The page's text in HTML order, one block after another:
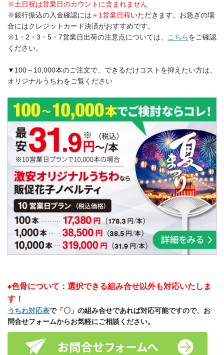
※土日祝は営業日のカウントに含まれません
※銀行振込の入金確認には ＋1営業日程いただきます。お急ぎの場
合にはクレジットカード決済がおすすめです。
※1・2・3・5・7営業日出荷の注意点については、 こちらをご確認
ください。
▼100～10,000本のご注文で、できるだけコストを抑えたい方は、
オリジナルうちわをご覧ください
♦色骨について：選択できる組み合せ以外も対応いたしま
す！
うちわ対応表で「〇」の組み合せであれば対応可能ですので、お
問合せフォームからお気軽にご相談ください。